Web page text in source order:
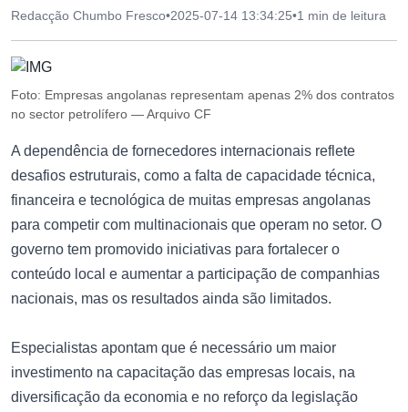
Redacção Chumbo Fresco•2025-07-14 13:34:25•1 min de leitura
Foto: Empresas angolanas representam apenas 2% dos contratos
no sector petrolífero — Arquivo CF
A dependência de fornecedores internacionais reflete
desafios estruturais, como a falta de capacidade técnica,
financeira e tecnológica de muitas empresas angolanas
para competir com multinacionais que operam no setor. O
governo tem promovido iniciativas para fortalecer o
conteúdo local e aumentar a participação de companhias
nacionais, mas os resultados ainda são limitados.
Especialistas apontam que é necessário um maior
investimento na capacitação das empresas locais, na
diversificação da economia e no reforço da legislação